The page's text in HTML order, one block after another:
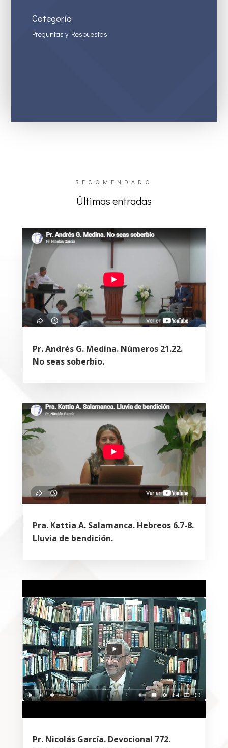
Categoría
Preguntas y Respuestas
RECOMENDADO
Últimas entradas
Pr. Andrés G. Medina. Números 21.22.
No seas soberbio.
Pra. Kattia A. Salamanca. Hebreos 6.7-8.
Lluvia de bendición.
Pr. Nicolás García. Devocional 772.